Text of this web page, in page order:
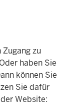
zu
haben Sie
können Sie
Sie dafür
Website: